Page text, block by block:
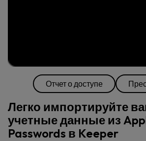
Отчет о доступе
Легко импортируйте
учетные данные из
Passwords в Keeper